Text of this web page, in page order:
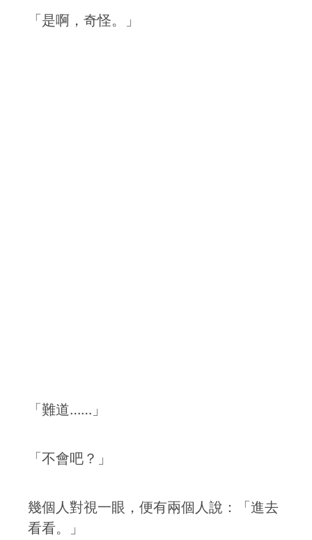
「是啊，奇怪。」
「難道……」
「不會吧？」
幾個人對視一眼，便有兩個人說：「進去
看看。」